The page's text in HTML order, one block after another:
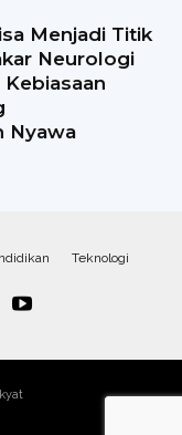
Menjadi Titik
Neurologi
Nyawa
Teknologi